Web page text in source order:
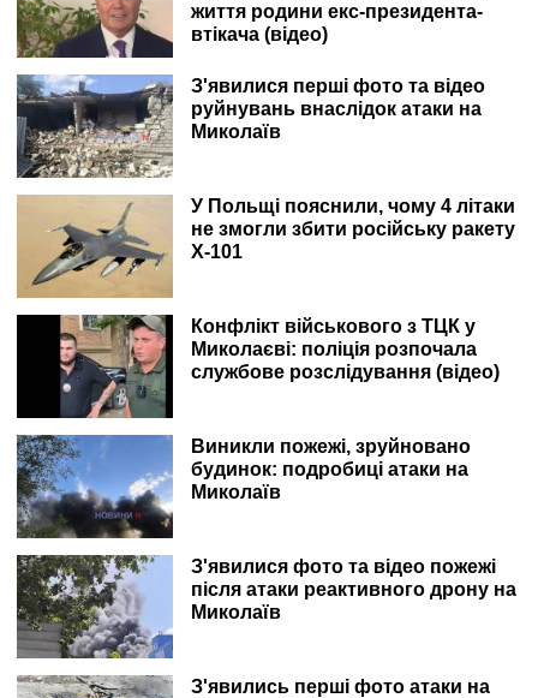
життя родини екс-президента-
втікача (відео)
З'явилися перші фото та відео
руйнувань внаслідок атаки на
Миколаїв
У Польщі пояснили, чому 4 літаки
не змогли збити російську ракету
Х-101
Конфлікт військового з ТЦК у
Миколаєві: поліція розпочала
службове розслідування (відео)
Виникли пожежі, зруйновано
будинок: подробиці атаки на
Миколаїв
З'явилися фото та відео пожежі
після атаки реактивного дрону на
Миколаїв
З'явились перші фото атаки на